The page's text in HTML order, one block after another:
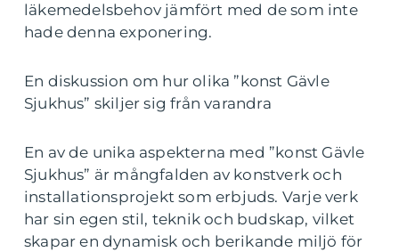
läkemedelsbehov jämfört med de som inte
hade denna exponering.
En diskussion om hur olika ”konst Gävle
Sjukhus” skiljer sig från varandra
En av de unika aspekterna med ”konst Gävle
Sjukhus” är mångfalden av konstverk och
installationsprojekt som erbjuds. Varje verk
har sin egen stil, teknik och budskap, vilket
skapar en dynamisk och berikande miljö för